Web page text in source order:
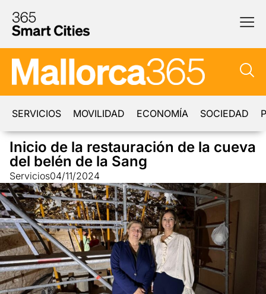
SERVICIOS MOVILIDAD ECONOMÍA SOCIEDAD
Inicio de la restauración de la cueva
del belén de la Sang
Servicios04/11/2024